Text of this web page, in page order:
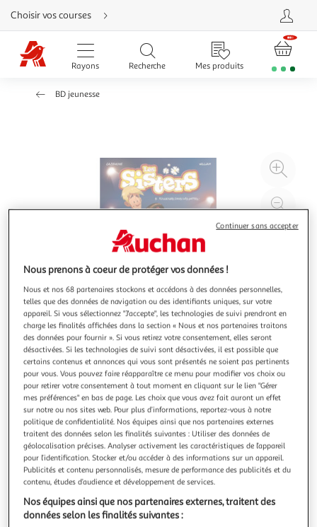
Aller
directement
au
contenu
Aller
directement
Aller
Choisir vos courses
Rayons Recherche Mes produits
BD jeunesse
à
LES SISTERS TOME 9 : TOUJOURS DANS LES PATTES
!, Cazenove Christophe
Les Sisters font tout valser pour notre plus grand bonheur !
Wendy vit un rêve ! Son école organise un bal de fin
d'année, avec les belles robes, la sono à fond, les garçons
en jean cravate... comme aux Etats-Unis, quoi ! Plus qu'une
chose à faire pour Wendy : trouver LA tenue idéale pour
cette soir
En savoir +
Vous voulez connaître le prix de ce produit ?
Afficher le prix
Nous prenons à coeur de protéger vos données !
Nous et nos 68 partenaires stockons et accédons à des données personnelles,
telles que des données de navigation ou des identifiants uniques, sur votre
appareil. Si vous sélectionnez "J'accepte", les technologies de suivi prendront en
charge les finalités affichées dans la section « Nous et nos partenaires traitons
des données pour fournir ». Si vous retirez votre consentement, elles seront
désactivées. Si les technologies de suivi sont désactivées, il est possible que
certains contenus et annonces qui vous sont présentés ne soient pas pertinents
pour vous. Vous pouvez faire réapparaître ce menu pour modifier vos choix ou
pour retirer votre consentement à tout moment en cliquant sur le lien "Gérer
mes préférences" en bas de page. Les choix que vous avez fait auront un effet
sur notre ou nos sites web. Pour plus d’informations, reportez-vous à notre
politique de confidentialité. Nos équipes ainsi que nos partenaires externes
traitent des données selon les finalités suivantes : Utiliser des données de
géolocalisation précises. Analyser activement les caractéristiques de l’appareil
pour l’identification. Stocker et/ou accéder à des informations sur un appareil.
Publicités et contenu personnalisés, mesure de performance des publicités et du
contenu, études d’audience et développement de services.
Nos équipes ainsi que nos partenaires externes, traitent des
données selon les finalités suivantes :
Continuer sans accepter